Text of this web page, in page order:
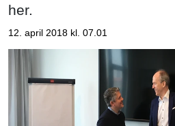
her.
12. april 2018 kl. 07.01